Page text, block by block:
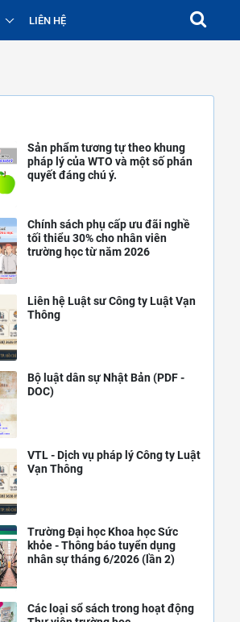
LIÊN HỆ
Sản phẩm tương tự theo khung
pháp lý của WTO và một số phán
quyết đáng chú ý.
Chính sách phụ cấp ưu đãi nghề
tối thiểu 30% cho nhân viên
trường học từ năm 2026
Liên hệ Luật sư Công ty Luật Vạn
Thông
Bộ luật dân sự Nhật Bản (PDF -
DOC)
VTL - Dịch vụ pháp lý Công ty Luật
Vạn Thông
Trường Đại học Khoa học Sức
khỏe - Thông báo tuyển dụng
nhân sự tháng 6/2026 (lần 2)
Các loại sổ sách trong hoạt động